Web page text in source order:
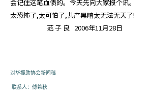
会记住这笔血债的。今天先向大家报个讯。
太恐怖了,太可怕了,共产黑暗太无法无天了!
范 子 良 2006年11月28日
对华援助协会新闻稿
联系人：傅希秋